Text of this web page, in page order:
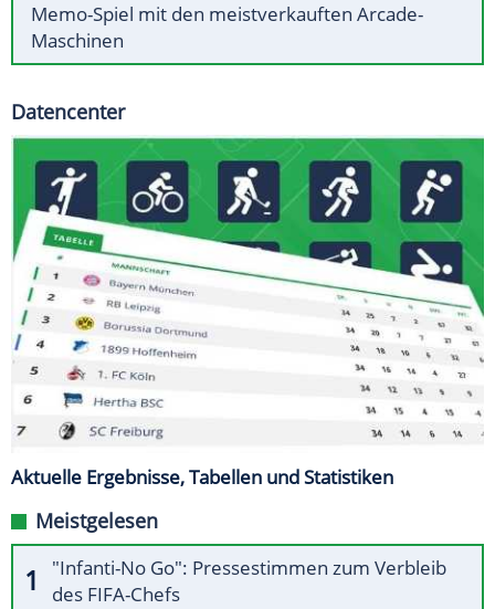
Memo-Spiel mit den meistverkauften Arcade-
Maschinen
Datencenter
Aktuelle Ergebnisse, Tabellen und Statistiken
Meistgelesen
"Infanti-No Go": Pressestimmen zum Verbleib
des FIFA-Chefs